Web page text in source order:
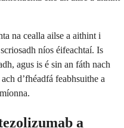
na cealla ailse a aithint i
níos éifeachtaí. Is
agus is é sin an fáth nach
d’fhéadfá feabhsuithe a
a